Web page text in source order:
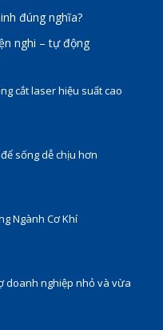
đúng nghĩa?
nghi – tự động
cắt laser hiệu suất cao
sống dễ chịu hơn
Ngành Cơ Khí
doanh nghiệp nhỏ và vừa